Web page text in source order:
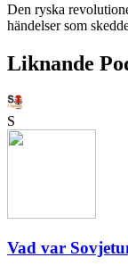
Den ryska
händelser som
Liknande
S
Vad var